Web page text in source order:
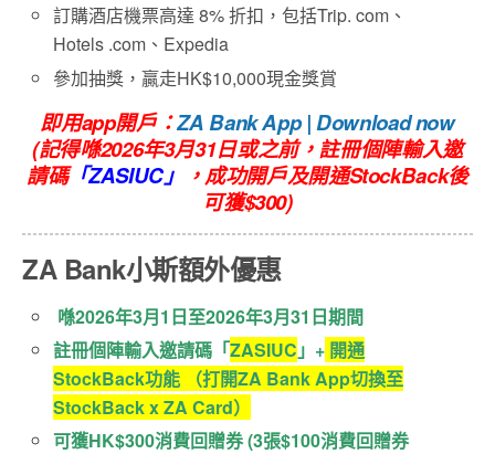
訂購酒店機票高達 8% 折扣，包括Trip. com、
Hotels .com、Expedia
參加抽獎，贏走HK$10,000現金獎賞
即用app開戶：ZA Bank App | Download now
(記得喺2026年3月31日或之前，註冊個陣輸入邀
請碼「ZASIUC」 ，成功開戶及開通StockBack後
可獲$300)
ZA Bank小斯額外優惠
喺2026年3月1 日至2026年3月31 日期間
註冊個陣輸入邀請碼「ZASIUC 」+ 開通
StockBack功能 （打開ZA Bank App切換至
StockBack x ZA Card）
可獲HK$300消費回贈券 (3張$100消費回贈券